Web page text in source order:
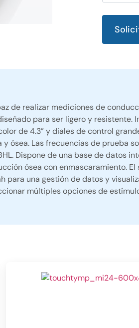
de realizar mediciones de
para ser ligero y
de 4.3” y diales de control
ósea. Las frecuencias de prueba
Dispone de una base de datos
ósea con enmascaramiento.
para una gestión de datos y
múltiples opciones de